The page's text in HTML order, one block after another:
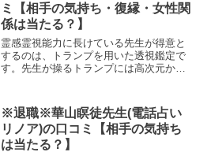
ミ【相手の気持ち・復縁・女性関
係は当たる？】
霊感霊視能力に長けている先生が得意と
するのは、トランプを用いた透視鑑定で
す。先生が操るトランプには高次元から
わるあらゆる内容を透視することができ
ます。そんな先生が最も得...
※退職※華山瞑徒先生(電話占い
リノア)の口コミ【相手の気持ち
は当たる？】